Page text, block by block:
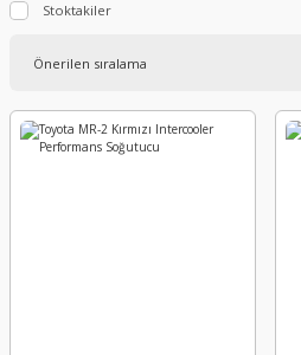
Stoktakiler